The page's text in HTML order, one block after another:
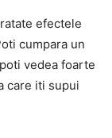
efectele
cumpara un
vedea foarte
care iti supui